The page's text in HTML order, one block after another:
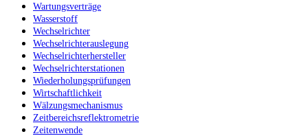
Wartungsverträge
Wasserstoff
Wechselrichter
Wechselrichterauslegung
Wechselrichterhersteller
Wechselrichterstationen
Wiederholungsprüfungen
Wirtschaftlichkeit
Wälzungsmechanismus
Zeitbereichsreflektrometrie
Zeitenwende